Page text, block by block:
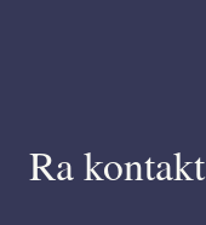
Ra kontakt